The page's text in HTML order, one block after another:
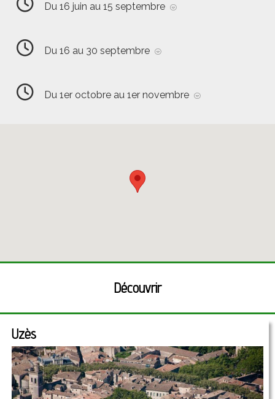
Du 16 juin au 15 septembre
Du 16 au 30 septembre
Du 1er octobre au 1er novembre
Découvrir
Uzès